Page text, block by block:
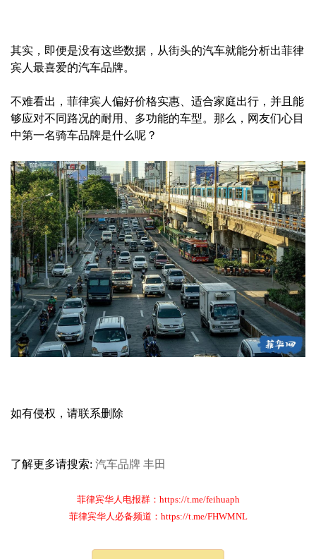
其实，即便是没有这些数据，从街头的汽车就能分析出菲律
宾人最喜爱的汽车品牌。
不难看出，菲律宾人偏好价格实惠、适合家庭出行，并且能
够应对不同路况的耐用、多功能的车型。那么，网友们心目
中第一名骑车品牌是什么呢？
如有侵权，请联系删除
了解更多请搜索: 汽车品牌 丰田
菲律宾华人电报群：https://t.me/feihuaph
菲律宾华人必备频道：https://t.me/FHWMNL